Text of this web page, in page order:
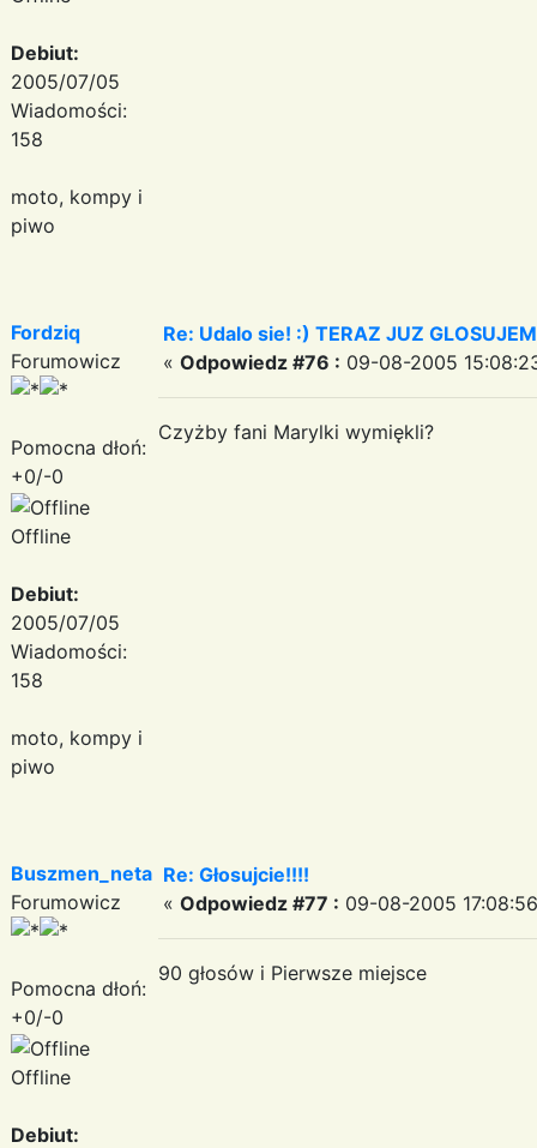
Debiut:
2005/07/05
Wiadomości:
158
moto, kompy i
piwo
Fordziq
Forumowicz
Pomocna dłoń:
+0/-0
Offline
Debiut:
2005/07/05
Wiadomości:
158
moto, kompy i
piwo
Re: Udalo sie! :) TERAZ JUZ
« Odpowiedz #76 : 09-08-2005
Czyżby fani Marylki wymiękli?
Buszmen_neta
Forumowicz
Pomocna dłoń:
+0/-0
Offline
Debiut:
Re: Głosujcie!!!!
« Odpowiedz #77 : 09-08-2005
90 głosów i Pierwsze miejsce